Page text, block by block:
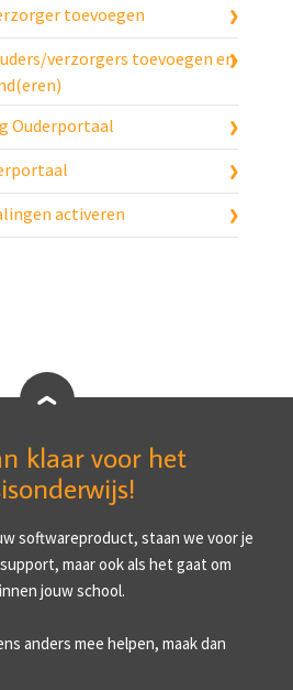
toevoegen
verzorgers toevoegen en
Ouderportaal
activeren
klaar voor het
softwareproduct, staan we voor je
maar ook als het gaat om
jouw school.
anders mee helpen, maak dan